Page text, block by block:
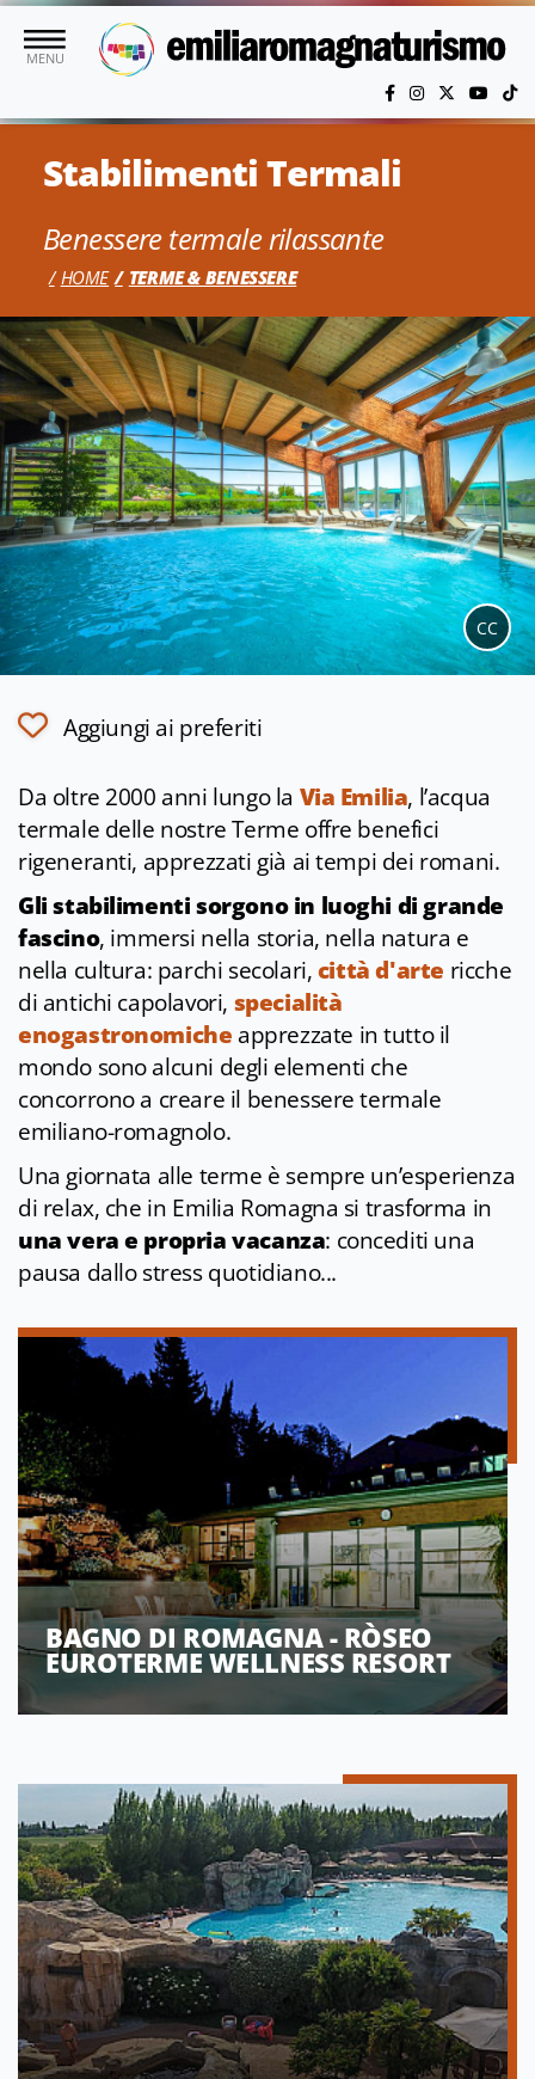
Vai al contenuto principale
MENU
Stabilimenti Termali
Benessere termale rilassante
HOME TERME & BENESSERE
CC
Aggiungi ai preferiti
Da oltre 2000 anni lungo la Via Emilia, l’acqua
termale delle nostre Terme offre benefici
rigeneranti, apprezzati già ai tempi dei romani.
Gli stabilimenti sorgono in luoghi di grande
fascino, immersi nella storia, nella natura e
nella cultura: parchi secolari,città d'arte ricche
di antichi capolavori, specialità
enogastronomiche apprezzate in tutto il
mondo sono alcuni degli elementi che
concorrono a creare il benessere termale
emiliano-romagnolo.
Una giornata alle terme è sempre un’esperienza
di relax, che in Emilia Romagna si trasforma in
una vera e propria vacanza: concediti una
pausa dallo stress quotidiano...
BAGNO DI ROMAGNA - RÒSEO
EUROTERME WELLNESS RESORT